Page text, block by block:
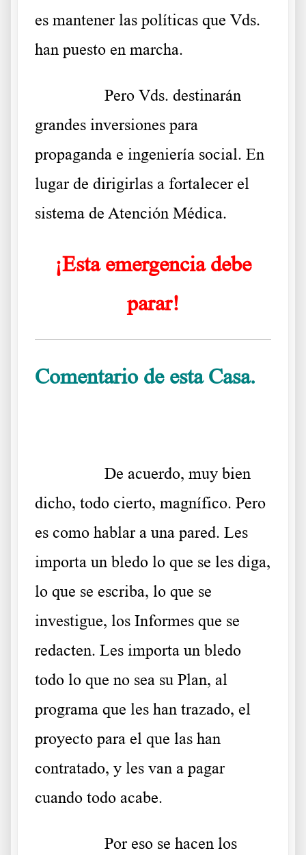
es mantener las políticas que Vds.
han puesto en marcha.
Pero Vds. destinarán
grandes inversiones para
propaganda e ingeniería social. En
lugar de dirigirlas a fortalecer el
sistema de Atención Médica.
¡Esta emergencia debe
parar!
Comentario de esta Casa.
De acuerdo, muy bien
dicho, todo cierto, magnífico. Pero
es como hablar a una pared. Les
importa un bledo lo que se les diga,
lo que se escriba, lo que se
investigue, los Informes que se
redacten. Les importa un bledo
todo lo que no sea su Plan, al
programa que les han trazado, el
proyecto para el que las han
contratado, y les van a pagar
cuando todo acabe.
Por eso se hacen los